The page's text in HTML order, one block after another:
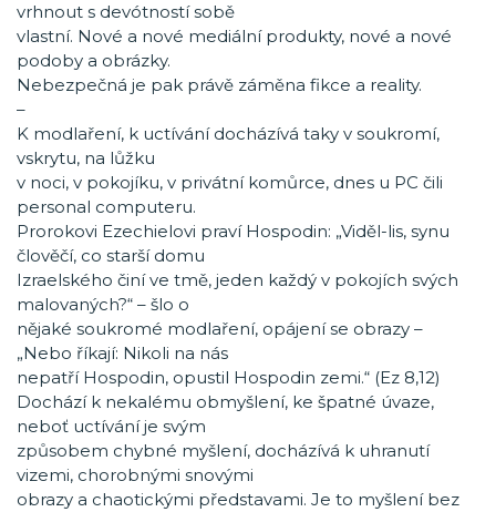
vrhnout s devótností sobě
vlastní. Nové a nové mediální produkty, nové a nové
podoby a obrázky.
Nebezpečná je pak právě záměna fikce a reality.
–
K modlaření, k uctívání docházívá taky v soukromí,
vskrytu, na lůžku
v noci, v pokojíku, v privátní komůrce, dnes u PC čili
personal computeru.
Prorokovi Ezechielovi praví Hospodin: „Viděl-lis, synu
člověčí, co starší domu
Izraelského činí ve tmě, jeden každý v pokojích svých
malovaných?“ – šlo o
nějaké soukromé modlaření, opájení se obrazy –
„Nebo říkají: Nikoli na nás
nepatří Hospodin, opustil Hospodin zemi.“ (Ez 8,12)
Dochází k nekalému obmyšlení, ke špatné úvaze,
neboť uctívání je svým
způsobem chybné myšlení, docházívá k uhranutí
vizemi, chorobnými snovými
obrazy a chaotickými představami. Je to myšlení bez